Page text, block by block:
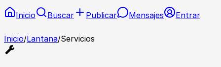
Inicio Buscar Publicar Mensajes Entrar
Inicio/Lantana/Servicios